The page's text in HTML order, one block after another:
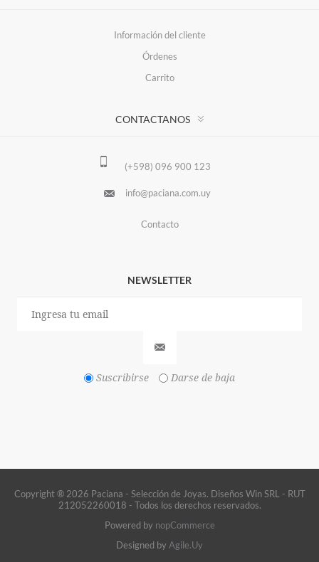
Información del cliente
Órdenes
Carrito
CONTACTANOS
(+598) 096 900 123
info@paciana.com.uy
Contacto
NEWSLETTER
Suscribirse Darse de baja
Copyright ® 2026 Paciana - Selección de Joyas. Diseños Win SRL - RUT
212052260018 - Todos los derechos reservados.
Powered by nopCommerce
Designed byAgile.Uy